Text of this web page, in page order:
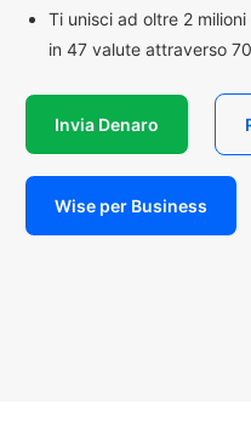
Ti unisci ad oltre 2
in 47 valute attraverso
Invia Denaro
Wise per Business